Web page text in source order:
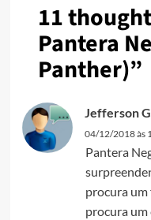
11
Pantera
Panther)”
Jefferson
04/12/2018 às
Pantera
procura
procura um